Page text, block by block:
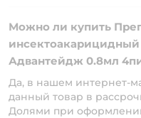
Можно ли купить
Адвантейдж 0.8мл
Да, в нашем интернет-
данный товар в
Долями при